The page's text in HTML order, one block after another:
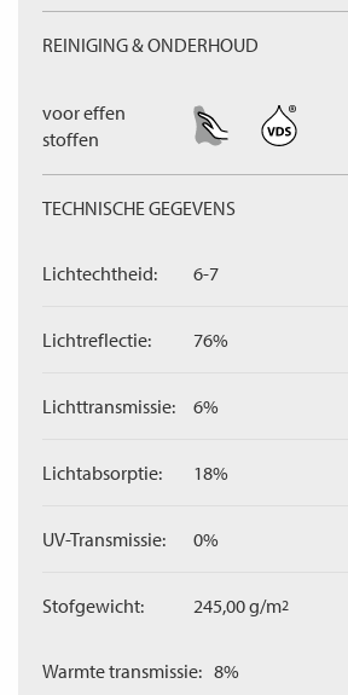
REINIGING & ONDERHOUD
voor effen
stoffen
TECHNISCHE GEGEVENS
Lichtechtheid: 6-7
Lichtreflectie: 76%
Lichttransmissie: 6%
Lichtabsorptie: 18%
UV-Transmissie: 0%
Stofgewicht: 245,00 g/m2
Warmte transmissie: 8%